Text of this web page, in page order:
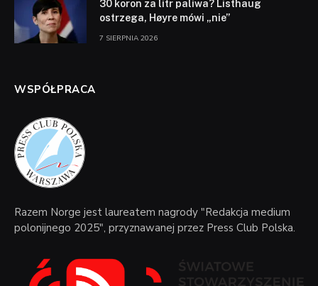
30 koron za litr paliwa? Listhaug
ostrzega, Høyre mówi „nie”
7 SIERPNIA 2026
WSPÓŁPRACA
Razem Norge jest laureatem nagrody "Redakcja medium
polonijnego 2025", przyznawanej przez Press Club Polska.